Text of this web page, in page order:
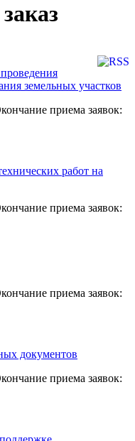
земельных участков
приема заявок:
работ на
приема заявок:
приема заявок:
документов
приема заявок: